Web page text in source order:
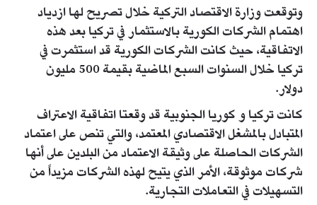
وتوقعت وزارة الاقتصاد التركية خلال تصريح لها ازدياد
اهتمام الشركات الكورية بالاستثمار في تركيا بعد هذه
الاتفاقية، حيث كانت الشركات الكورية قد استثمرت في
تركيا خلال السنوات السبع الماضية بقيمة 500 مليون
دولار.
كانت تركيا و كوريا الجنوبية قد وقعتا اتفاقية الاعتراف
المتبادل بالمشغل الاقتصادي المعتمد، والتي تنص على اعتماد
الشركات الحاصلة على وثيقة الاعتماد من البلدين على أنها
شركات موثوقة، الأمر الذي يتيح لهذه الشركات مزيداً من
التسهيلات في التعاملات التجارية.